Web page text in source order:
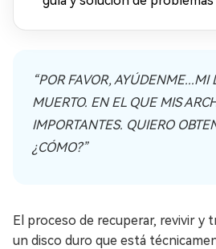
“POR FAVOR, AYÚDENME...MI
MUERTO. EN EL QUE MIS
IMPORTANTES. QUIERO
¿CÓMO?”
El proceso de recuperar, revivir y
un disco duro que está